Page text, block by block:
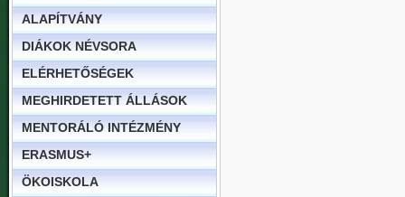
ALAPÍTVÁNY
DIÁKOK NÉVSORA
ELÉRHETŐSÉGEK
MEGHIRDETETT ÁLLÁSOK
MENTORÁLÓ INTÉZMÉNY
ERASMUS+
ÖKOISKOLA